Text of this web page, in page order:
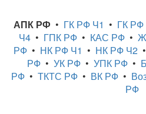
АПК РФ • ГК РФ Ч1 • ГК РФ
Ч4 • ГПК РФ • КАС РФ •
РФ • НК РФ Ч1 • НК РФ Ч2 •
РФ• УК РФ• УПК РФ•
РФ • ТКТС РФ • ВК РФ •
РФ